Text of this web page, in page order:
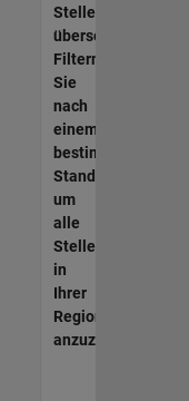
Stellen
übersetzt.
Filtern
Sie
nach
einem
bestimmten
Standort,
um
alle
Stellenangebote
in
Ihrer
Region
anzuzeigen.